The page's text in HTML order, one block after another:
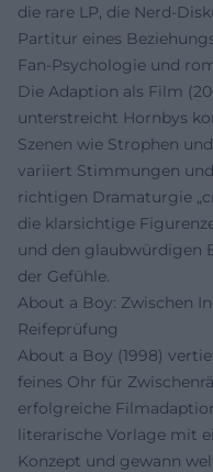
die rare LP, die Nerd-
Partitur eines
Fan-Psychologie und
Die Adaption als Film
unterstreicht Hornbys
Szenen wie Strophen
variiert Stimmungen
richtigen Dramaturgie
die klarsichtige
und den glaubwürdigen
der Gefühle.
About a Boy: Zwischen
Reifeprüfung
About a Boy (1998)
feines Ohr für
erfolgreiche
literarische Vorlage mit
Konzept und gewann